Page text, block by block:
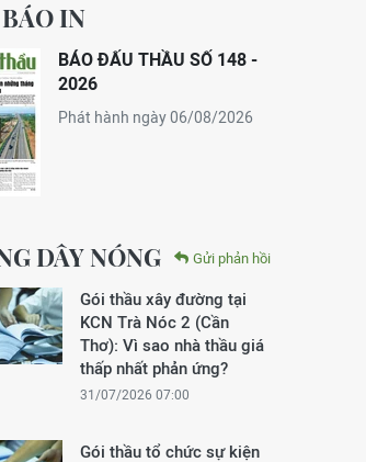
BÁO IN
BÁO ĐẤU THẦU SỐ 148 -
2026
Phát hành ngày 06/08/2026
DÂY NÓNG Gửi phản hồi
Gói thầu xây đường tại
KCN Trà Nóc 2 (Cần
Thơ): Vì sao nhà thầu giá
thấp nhất phản ứng?
31/07/2026 07:00
Gói thầu tổ chức sự kiện